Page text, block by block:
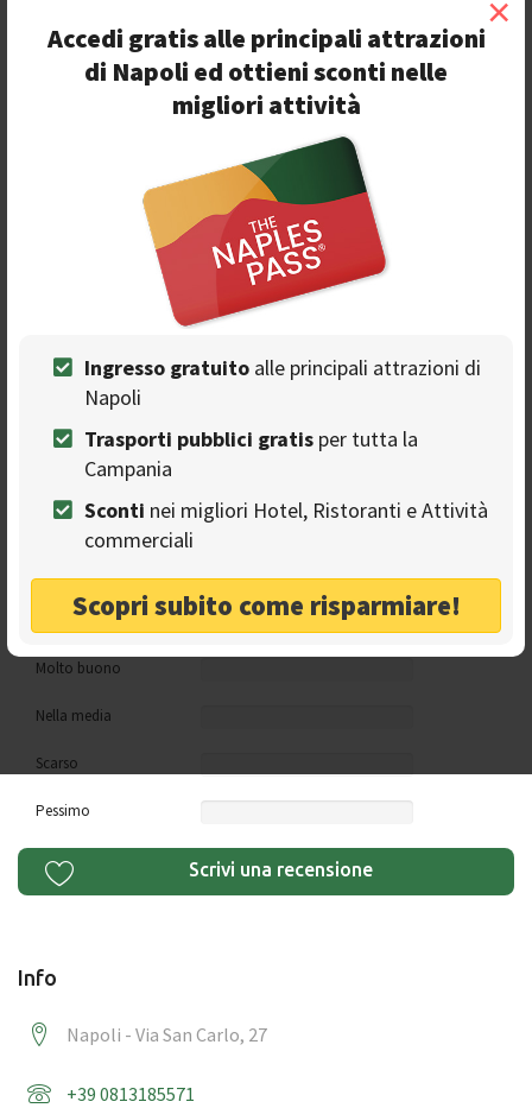
Accedi gratis alle principali attrazioni
di Napoli ed ottieni sconti nelle
migliori attività
Ingresso gratuito alle principali attrazioni di
Napoli
Trasporti pubblici gratis per tutta la
Campania
Sconti nei migliori Hotel, Ristoranti e Attività
commerciali
Scopri subito come risparmiare!
×
Recensioni
Eccellente
Molto buono
Nella media
Scarso
Pessimo
Scrivi una recensione
Info
Napoli - Via San Carlo, 27
+39 0813185571